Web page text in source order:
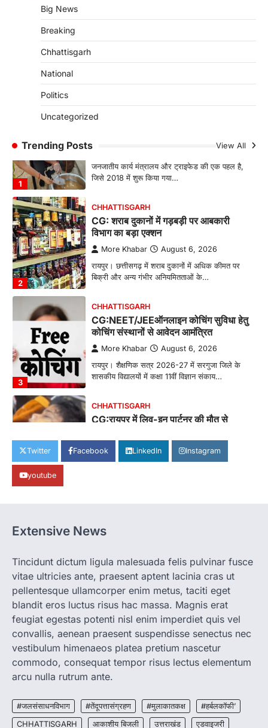
Big News
Breaking
Chhattisgarh
National
Politics
Uncategorized
Trending Posts View All
CHHATTISGARH
More Khabar August 6, 2026
1
CHHATTISGARH
More Khabar August 6, 2026
जनजातीय कार्य मंत्रालय और ट्राइफेड की एक पहल है,
जिसे 2018 में शुरू किया गया…
2
CHHATTISGARH
CG: शराब दुकानों में गड़बड़ी पर आबकारी
विभाग का बड़ा एक्शन
More Khabar August 6, 2026
रायपुर। छत्तीसगढ़ में शराब दुकानों में अधिक कीमत पर
बिक्री और अन्य गंभीर अनियमितताओं के…
3
CHHATTISGARH
CG:NEET/JEEऑनलाइन कोचिंग सुविधा हेतु
कोचिंग संस्थानों से आवेदन आमंत्रित
More Khabar August 6, 2026
रायपुर। शैक्षणिक सत्र 2026-27 में सरगुजा जिले के
शासकीय विद्यालयों में कक्षा 11वीं विज्ञान संकाय…
CHHATTISGARH
CG:रायपुर में लिव-इन पार्टनर की मौत से
More Khabar August 6, 2026
रायपुर। राजधानी रायपुर से एक सनसनीखेज मामला
CHHATTISGARH
More Khabar
जिसे 2018 में शुरू किया गया…
2
CHHATTISGARH
CG: शराब दुकानों में गड़बड़ी पर आबकारी
विभाग का बड़ा एक्शन
More Khabar August 6, 2026
रायपुर। छत्तीसगढ़ में शराब दुकानों में अधिक कीमत पर
बिक्री और अन्य गंभीर अनियमितताओं के…
CG:NEET/JEEऑनलाइन कोचिंग सुविधा हेतु
कोचिंग संस्थानों से आवेदन आमंत्रित
Twitter Facebook LinkedIn Instagram
youtube
Extensive News
Tincidunt dictum ligula malesuada felis pulvinar fusce
vitae ultricies ante, praesent aptent lacinia cras ut
pellentesque ullamcorper enim metus, taciti eget
blandit eros luctus risus hac massa. Magnis erat
feugiat egestas potenti nisl enim imperdiet quis vel
convallis, aenean praesent suspendisse senectus nec
vestibulum himenaeos platea pretium nascetur
commodo, consequat tempor risus lectus elementum
arcu nulla rutrum ante.
#जलसंसाधनविभाग #तेंदूपत्तासंग्रहण #मुलाकातकक्ष
#हर्बलकॉफी’
CHHATTISGARH
आकाशीय बिजली उत्तराखंड एडवाइजरी